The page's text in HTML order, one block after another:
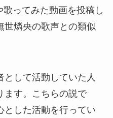
ってみた動画を投稿し
世燐央の歌声との類似
として活動していた人
ます。こちらの説で
とした活動を行ってい